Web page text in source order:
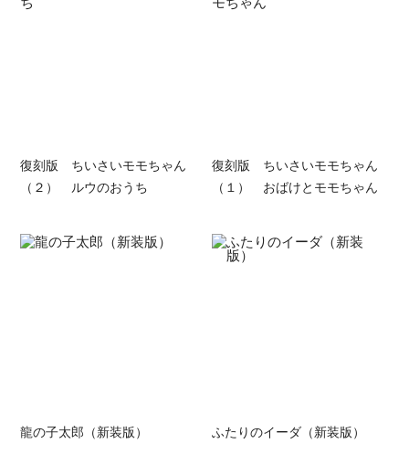
復刻版 ちいさいモモちゃん
（２） ルウのおうち
復刻版 ちいさいモモちゃん
（１） おばけとモモちゃん
龍の子太郎（新装版） ふたりのイーダ（新装版）